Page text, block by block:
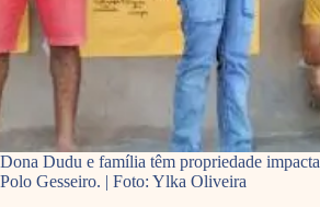
Dona Dudu e família têm propriedade
Polo Gesseiro. | Foto: Ylka Oliveira